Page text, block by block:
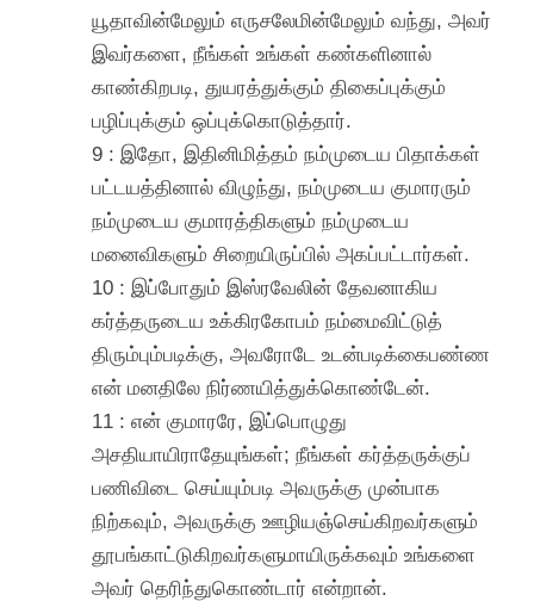
யூதாவின்மேலும் எருசலேமின்மேலும் வந்து, அவர்
இவர்களை, நீங்கள் உங்கள் கண்களினால்
காண்கிறபடி, துயரத்துக்கும் திகைப்புக்கும்
பழிப்புக்கும் ஒப்புக்கொடுத்தார்.
9 : இதோ, இதினிமித்தம் நம்முடைய பிதாக்கள்
பட்டயத்தினால் விழுந்து, நம்முடைய குமாரரும்
நம்முடைய குமாரத்திகளும் நம்முடைய
மனைவிகளும் சிறையிருப்பில் அகப்பட்டார்கள்.
10 : இப்போதும் இஸ்ரவேலின் தேவனாகிய
கர்த்தருடைய உக்கிரகோபம் நம்மைவிட்டுத்
திரும்பும்படிக்கு, அவரோடே உடன்படிக்கைபண்ண
என் மனதிலே நிர்ணயித்துக்கொண்டேன்.
11 : என் குமாரரே, இப்பொழுது
அசதியாயிராதேயுங்கள்; நீங்கள் கர்த்தருக்குப்
பணிவிடை செய்யும்படி அவருக்கு முன்பாக
நிற்கவும், அவருக்கு ஊழியஞ்செய்கிறவர்களும்
தூபங்காட்டுகிறவர்களுமாயிருக்கவும் உங்களை
அவர் தெரிந்துகொண்டார் என்றான்.